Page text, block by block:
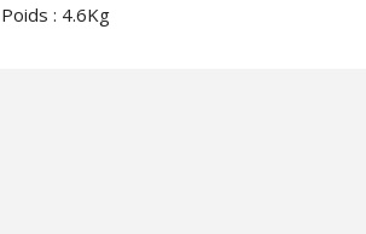
Poids : 4.6Kg